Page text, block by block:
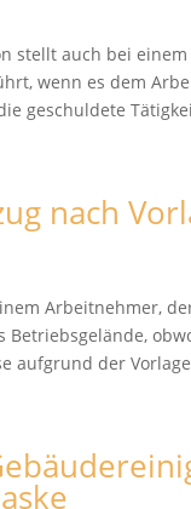
stellt auch bei
wenn es dem
geschuldete
nach
Arbeitnehmer,
Betriebsgelände,
aufgrund der